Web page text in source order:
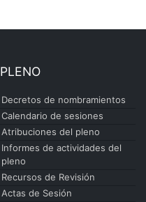
PLENO
Decretos de nombramientos
Calendario de sesiones
Atribuciones del pleno
Informes de actividades del
pleno
Recursos de Revisión
Actas de Sesión